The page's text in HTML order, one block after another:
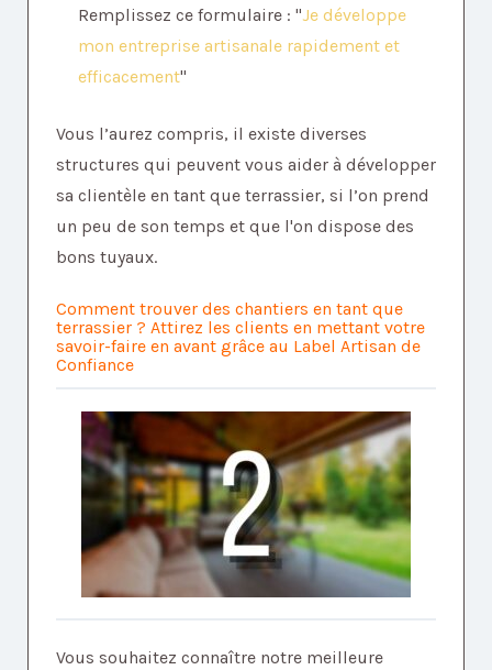
Remplissez ce formulaire : "Je développe
mon entreprise artisanale rapidement et
efficacement"
Vous l’aurez compris, il existe diverses
structures qui peuvent vous aider à développer
sa clientèle en tant que terrassier, si l’on prend
un peu de son temps et que l'on dispose des
bons tuyaux.
Comment trouver des chantiers en tant que
terrassier ? Attirez les clients en mettant votre
savoir-faire en avant grâce au Label Artisan de
Confiance
Vous souhaitez connaître notre meilleure